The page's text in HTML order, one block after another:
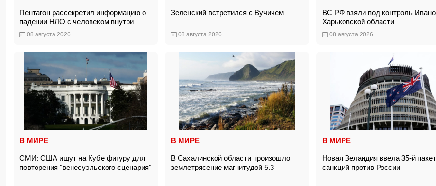
Пентагон рассекретил информацию о
падении НЛО с человеком внутри
08 августа 2026
Зеленский встретился с Вучичем
08 августа 2026
ВС РФ взяли под контроль
Харьковской области
08 августа 2026
В МИРЕ
СМИ: США ищут на Кубе фигуру для
повторения "венесуэльского сценария"
В МИРЕ
В Сахалинской области произошло
землетрясение магнитудой 5.3
В МИРЕ
Новая Зеландия ввела 35-й пакет
санкций против России